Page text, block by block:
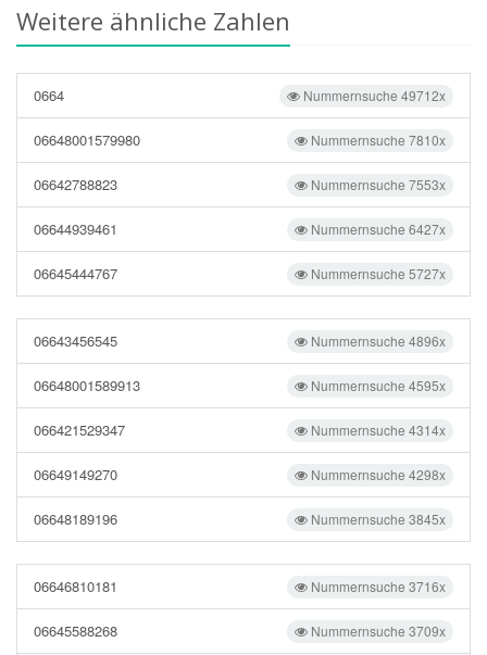
Weitere ähnliche Zahlen
Nummernsuche 49712x
0664
Nummernsuche 7810x
06648001579980
Nummernsuche 7553x
06642788823
Nummernsuche 6427x
06644939461
Nummernsuche 5727x
06645444767
Nummernsuche 4896x
06643456545
Nummernsuche 4595x
06648001589913
Nummernsuche 4314x
066421529347
Nummernsuche 4298x
06649149270
Nummernsuche 3845x
06648189196
Nummernsuche 3716x
06646810181
Nummernsuche 3709x
06645588268